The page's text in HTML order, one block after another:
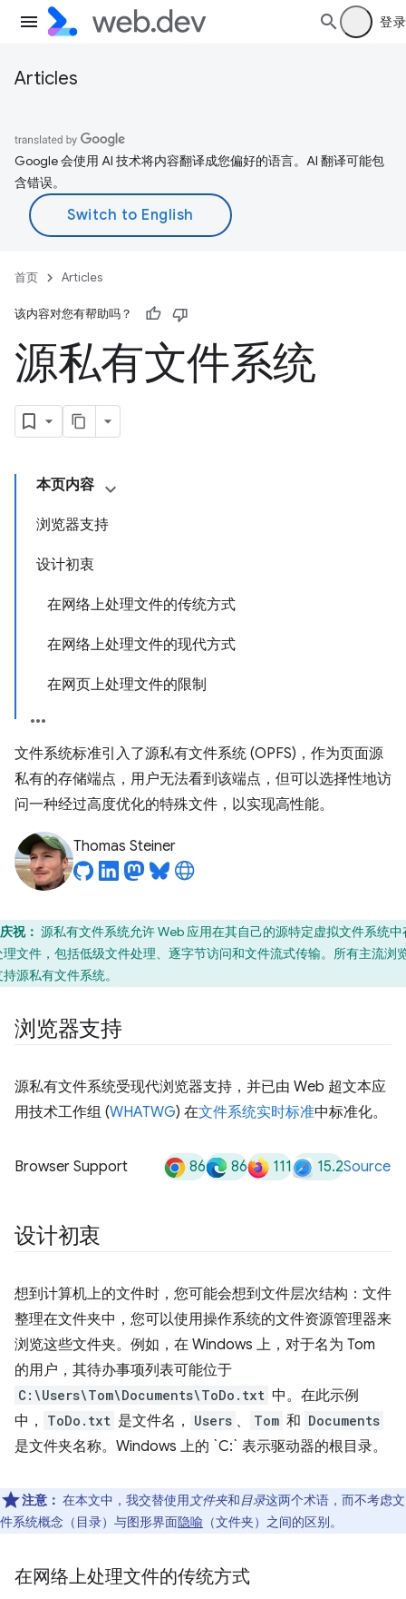
登录
Articles
Google 会使用 AI 技术将内容翻译成您偏好的语言。AI 翻译可能包
含错误。
首页 Articles
该内容对您有帮助吗？
源私有文件系统
本页内容
浏览器支持
设计初衷
在网络上处理文件的传统方式
在网络上处理文件的现代方式
在网页上处理文件的限制
文件系统标准引入了源私有文件系统 (OPFS)，作为页面源
私有的存储端点，用户无法看到该端点，但可以选择性地访
问一种经过高度优化的特殊文件，以实现高性能。
Thomas Steiner
庆祝： 源私有文件系统允许 Web 应用在其自己的源特定虚拟文件系统中
理文件，包括低级文件处理、逐字节访问和文件流式传输。所有主流浏
源私有文件系统。
浏览器支持
源私有文件系统受现代浏览器支持，并已由 Web 超文本应
用技术工作组 (WHATWG) 在文件系统实时标准中标准化。
Browser Support 86 86 111 15.2Source
设计初衷
想到计算机上的文件时，您可能会想到文件层次结构：文件
整理在文件夹中，您可以使用操作系统的文件资源管理器来
浏览这些文件夹。例如，在 Windows 上，对于名为 Tom
的用户，其待办事项列表可能位于
C:\Users\Tom\Documents\ToDo.txt 中。在此示例
中，
ToDo.txt 是文件名， Users 、 Tom 和 Documents
是文件夹名称。Windows 上的 `C:` 表示驱动器的根目录。
注意： 在本文中，我交替使用文件夹和目录这两个术语，而不考虑文
件系统概念（目录）与图形界面隐喻 （文件夹）之间的区别。
在网络上处理文件的传统方式